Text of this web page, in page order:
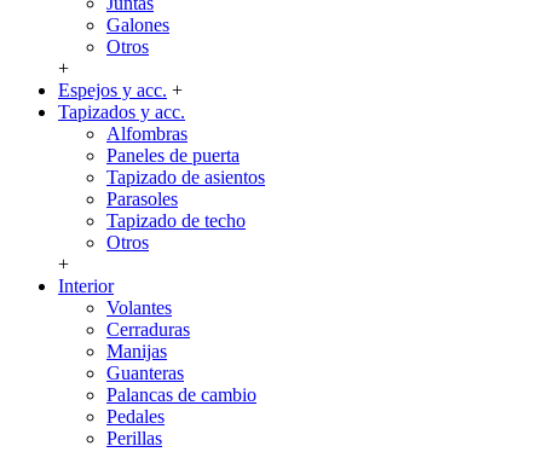
Galones
Otros
+
Espejos y acc. +
Tapizados y acc.
Alfombras
Paneles de puerta
Tapizado de asientos
Parasoles
Tapizado de techo
Otros
+
Interior
Volantes
Cerraduras
Manijas
Guanteras
Palancas de cambio
Pedales
Perillas